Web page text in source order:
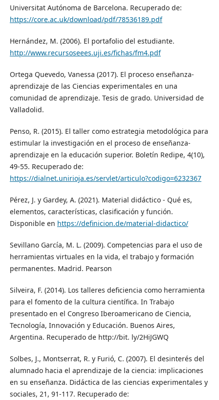
Universitat Autónoma de Barcelona. Recuperado de:
https://core.ac.uk/download/pdf/78536189.pdf
Hernández, M. (2006). El portafolio del estudiante.
http://www.recursoseees.uji.es/fichas/fm4.pdf
Ortega Quevedo, Vanessa (2017). El proceso enseñanza-
aprendizaje de las Ciencias experimentales en una
comunidad de aprendizaje. Tesis de grado. Universidad de
Valladolid.
Penso, R. (2015). El taller como estrategia metodológica para
estimular la investigación en el proceso de enseñanza-
aprendizaje en la educación superior. Boletín Redipe, 4(10),
49-55. Recuperado de:
https://dialnet.unirioja.es/servlet/articulo?codigo=6232367
Pérez, J. y Gardey, A. (2021). Material didáctico - Qué es,
elementos, características, clasificación y función.
Disponible en https://definicion.de/material-didactico/
Sevillano García, M. L. (2009). Competencias para el uso de
herramientas virtuales en la vida, el trabajo y formación
permanentes. Madrid. Pearson
Silveira, F. (2014). Los talleres deficiencia como herramienta
para el fomento de la cultura científica. In Trabajo
presentado en el Congreso Iberoamericano de Ciencia,
Tecnología, Innovación y Educación. Buenos Aires,
Argentina. Recuperado de http://bit. ly/2HiJGWQ
Solbes, J., Montserrat, R. y Furió, C. (2007). El desinterés del
alumnado hacia el aprendizaje de la ciencia: implicaciones
en su enseñanza. Didáctica de las ciencias experimentales y
sociales, 21, 91-117. Recuperado de: